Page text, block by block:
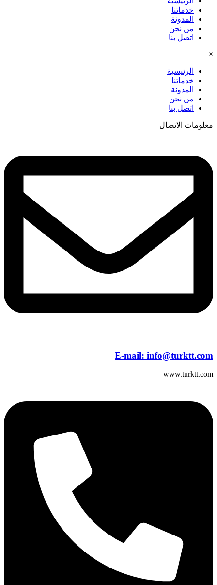
خدماتنا
المدونة
من نحن
اتصل بنا
×
الرئيسية
خدماتنا
المدونة
من نحن
اتصل بنا
معلومات الاتصال
E-mail: info@turktt.com
www.turktt.com